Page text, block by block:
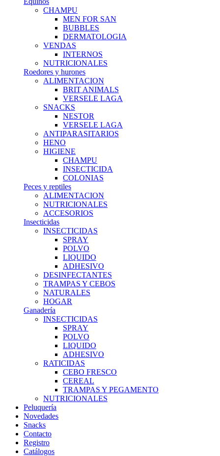
CHAMPU
MEN FOR SAN
BUBBLES
DERMATOLOGIA
VENDAS
INTERNOS
NUTRICIONALES
Roedores y hurones
ALIMENTACION
BRIT ANIMALS
VERSELE LAGA
SNACKS
NESTOR
VERSELE LAGA
ANTIPARASITARIOS
HENO
HIGIENE
CHAMPU
INSECTICIDA
COLONIAS
Peces y reptiles
ALIMENTACION
NUTRICIONALES
ACCESORIOS
Insecticidas
INSECTICIDAS
SPRAY
POLVO
LIQUIDO
ADHESIVO
DESINFECTANTES
TRAMPAS Y CEBOS
NATURALES
HOGAR
Ganadería
INSECTICIDAS
SPRAY
POLVO
LIQUIDO
ADHESIVO
RATICIDAS
CEBO FRESCO
CEREAL
TRAMPAS Y PEGAMENTO
NUTRICIONALES
Peluquería
Novedades
Snacks
Contacto
Registro
Catálogos